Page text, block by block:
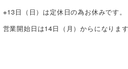
※13日（日）は定休日の為お休みです。
営業開始日は14日（月）からになります